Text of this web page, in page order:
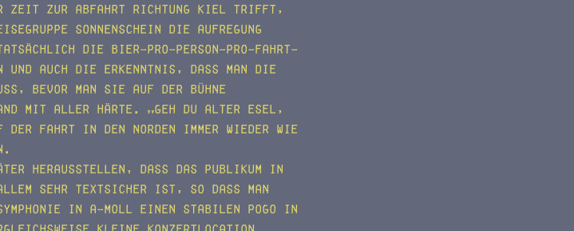
Zeit zur Abfahrt Richtung Kiel trifft,
Sonnenschein die Aufregung
die Bier-pro-Person-pro-Fahrt-
und auch die Erkenntnis, dass man die
bevor man sie auf der Bühne
mit aller Härte. „Geh du alter Esel,
der Fahrt in den Norden immer wieder wie
herausstellen, dass das Publikum in
sehr textsicher ist, so dass man
in A-Moll einen stabilen Pogo in